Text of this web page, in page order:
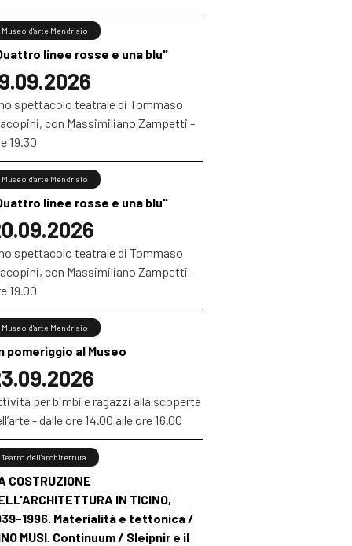
linee rosse e una blu"
Museo d'arte Mendrisio
spettacolo teatrale di Tommaso
con Massimiliano Zampetti -
19.30
linee rosse e una blu"
Museo d'arte Mendrisio
spettacolo teatrale di Tommaso
con Massimiliano Zampetti -
19.00
pomeriggio al Museo
Museo d'arte Mendrisio
per bimbi e ragazzi alla scoperta
- dalle ore 14.00 alle ore 16.00
COSTRUZIONE
IN TICINO,
1996. Materialità e tettonica /
MUSI. Continuum / Sleipnir e il
Teatro dell'architettura